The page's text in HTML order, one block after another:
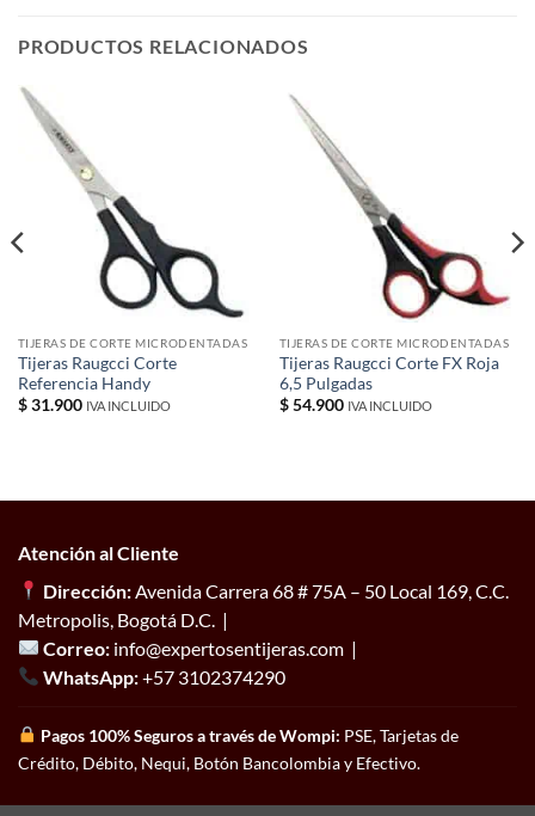
PRODUCTOS RELACIONADOS
TIJERAS DE CORTE MICRODENTADAS
Tijeras Raugcci Corte
Referencia Handy
$31.900 IVA INCLUIDO
TIJERAS DE CORTE MICRODENTADAS
Tijeras Raugcci Corte FX Roja
6,5 Pulgadas
$54.900 IVA INCLUIDO
Atención al Cliente
Dirección: Avenida Carrera 68 # 75A – 50 Local 169, C.C.
Metropolis, Bogotá D.C. |
Correo: info@expertosentijeras.com |
WhatsApp:+57 3102374290
Pagos 100% Seguros a través de Wompi: PSE, Tarjetas de
Crédito, Débito, Nequi, Botón Bancolombia y Efectivo.